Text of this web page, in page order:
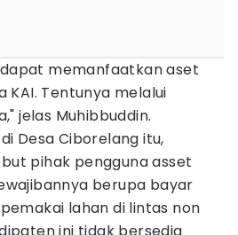
memanfaatkan aset
KAI. Tentunya melalui
jelas Muhibbuddin.
Desa Ciborelang itu,
pihak pengguna asset
berupa bayar
lahan di lintas non